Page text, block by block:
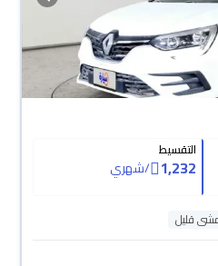
التقسيط
1,232
/شهري
قليل